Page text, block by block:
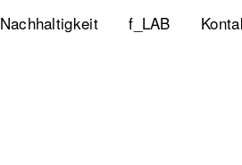
Nachhaltigkeit f_LAB